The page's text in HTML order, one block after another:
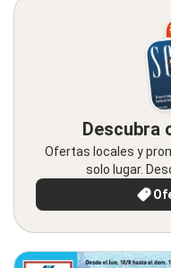
Descubra
Ofertas locales y
solo lugar.